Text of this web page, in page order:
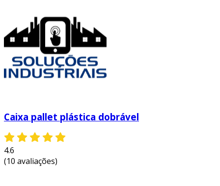
outra vantagem é a versatilidade dos abrasivos,
que podem ser encontrados em diferentes
formas, tamanhos e composições, adequando-
se a diversas necessidades e processos. a
qualidade do acabamento obtido com o uso de
alta durabilidade:
qualidade têm uma longa vida útil,
constante.
Caixa pallet plástica dobrável
4.6
(10 avaliações)